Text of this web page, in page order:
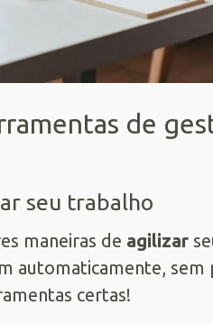
de
seu trabalho
maneiras de agilizar
automaticamente, sem
certas!